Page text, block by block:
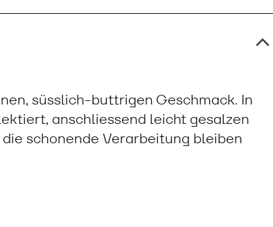
süsslich-buttrigen Geschmack. In
anschliessend leicht gesalzen
schonende Verarbeitung bleiben